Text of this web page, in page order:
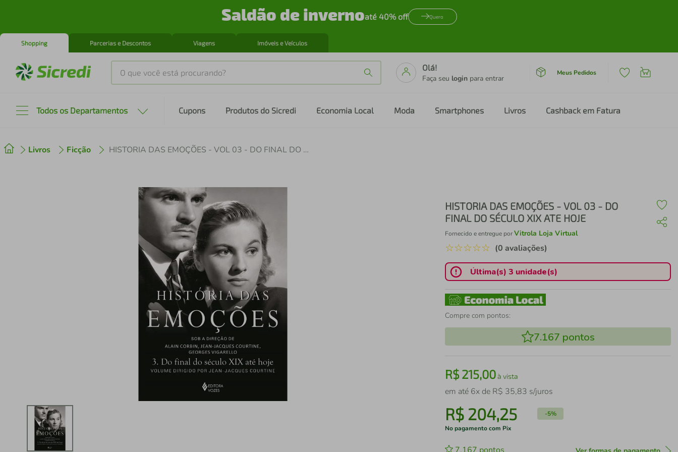
Saldão de invernoaté 40% off Quero
Shopping Parcerias e Descontos Viagens Imóveis e Veículos
O que você está procurando?
Olá!
Faça seu login para entrar
Meus Pedidos
Todos os Departamentos Cupons Produtos do Sicredi Economia Local Moda Smartphones Livros Cashback em Fatura
Livros Ficção HISTORIA DAS EMOÇÕES - VOL 03 - DO FINAL DO SÉCULO XIX ATE HOJE
HISTORIA DAS EMOÇÕES - VOL 03 - DO
FINAL DO SÉCULO XIX ATE HOJE
Fornecido e entregue porVitrola Loja Virtual
☆☆☆☆☆ (0 avaliações)
Última(s) 3 unidade(s)
Compre com pontos:
7.167 pontos
R$215,00à vista
em até 6x de R$ 35,83 s/juros
R$ 204,25 -5%
No pagamento com Pix
2º cafeteira
iphone